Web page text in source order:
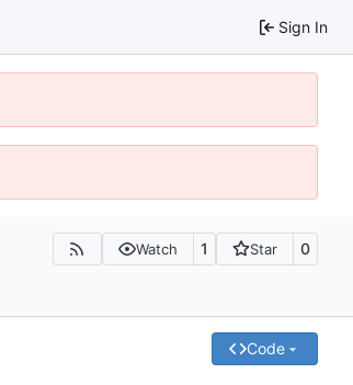
Sign In
Watch 1 Star 0
Code